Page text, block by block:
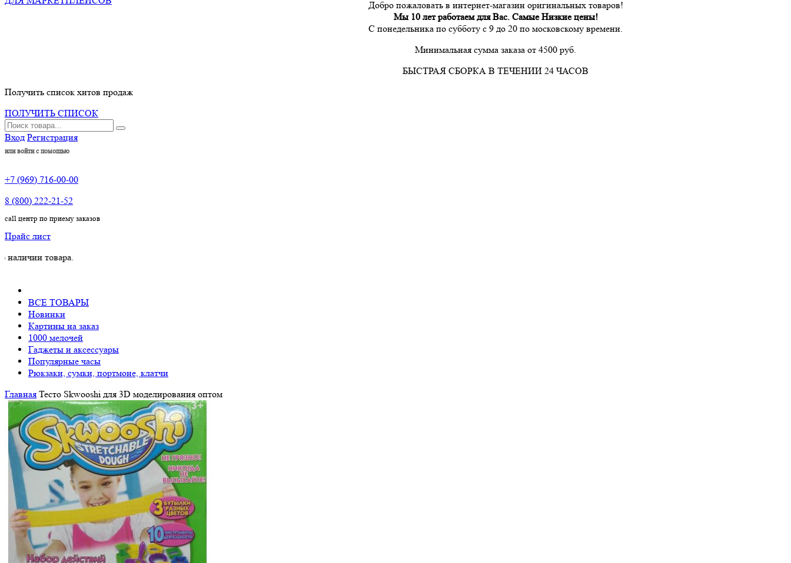
Добро пожаловать в интернет-магазин оригинальных товаров!
Мы 10 лет работаем для Вас. Самые Низкие цены!
С понедельника по субботу с 9 до 20 по московскому времени.
Минимальная сумма заказа от 4500 руб.
БЫСТРАЯ СБОРКА В ТЕЧЕНИИ 24 ЧАСОВ
Получить список хитов продаж
ПОЛУЧИТЬ СПИСОК
Вход Регистрация
или войти с помощью
+7 (969) 716-00-00
8 (800) 222-21-52
call центр по приему заказов
Прайс лист
товара.
ВСЕ ТОВАРЫ
Новинки
Картины на заказ
1000 мелочей
Гаджеты и аксессуары
Популярные часы
Рюкзаки, сумки, портмоне, клатчи
Главная Тесто Skwooshi для 3D моделирования оптом